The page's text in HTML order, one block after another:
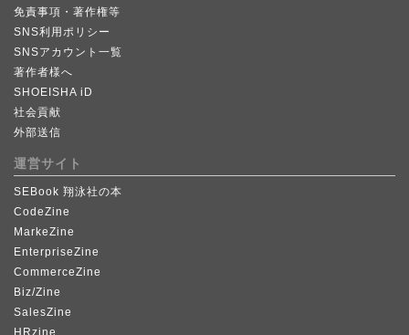
免責事項・著作権等
SNS利用ポリシー
SNSアカウント一覧
著作者様へ
SHOEISHA iD
社会貢献
外部送信
運営サイト
SEBook 翔泳社の本
CodeZine
MarkeZine
EnterpriseZine
CommerceZine
Biz/Zine
SalesZine
HRzine